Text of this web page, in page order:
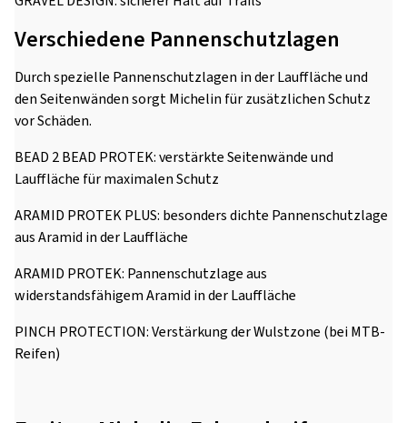
Verschiedene Pannenschutzlagen
Durch spezielle Pannenschutzlagen in der Lauffläche und
den Seitenwänden sorgt Michelin für zusätzlichen Schutz
vor Schäden.
BEAD 2 BEAD PROTEK: verstärkte Seitenwände und
Lauffläche für maximalen Schutz
ARAMID PROTEK PLUS: besonders dichte Pannenschutzlage
aus Aramid in der Lauffläche
ARAMID PROTEK: Pannenschutzlage aus
widerstandsfähigem Aramid in der Lauffläche
PINCH PROTECTION: Verstärkung der Wulstzone (bei MTB-
Reifen)